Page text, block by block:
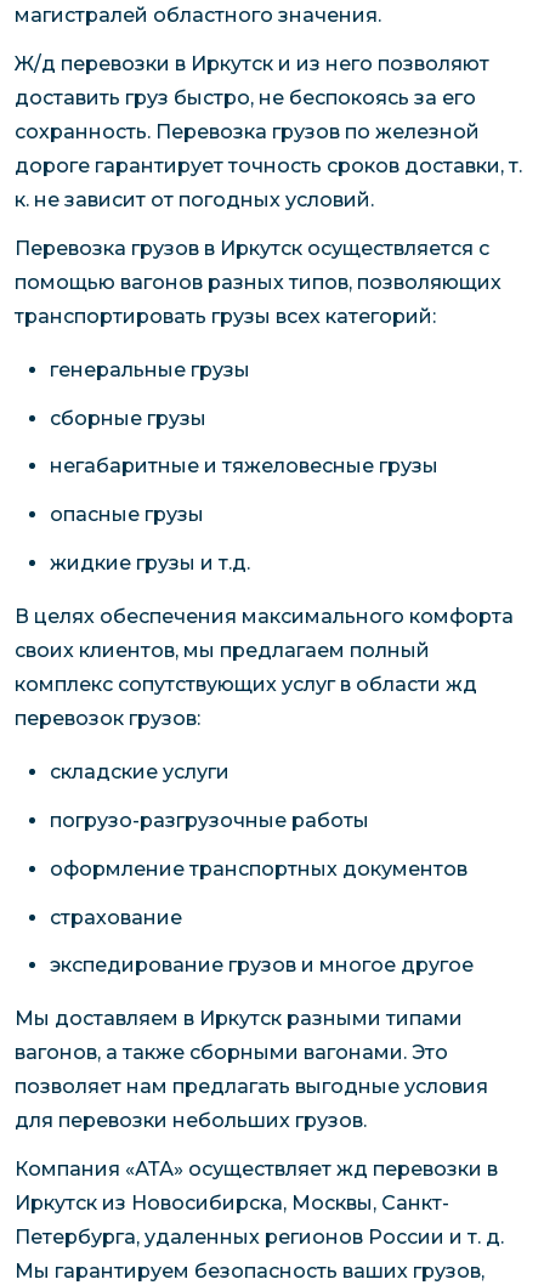
магистралей областного значения.
Ж/д перевозки в Иркутск и из него позволяют
доставить груз быстро, не беспокоясь за его
сохранность. Перевозка грузов по железной
дороге гарантирует точность сроков доставки, т.
к. не зависит от погодных условий.
Перевозка грузов в Иркутск осуществляется с
помощью вагонов разных типов, позволяющих
транспортировать грузы всех категорий:
генеральные грузы
сборные грузы
негабаритные и тяжеловесные грузы
опасные грузы
жидкие грузы и т.д.
В целях обеспечения максимального комфорта
своих клиентов, мы предлагаем полный
комплекс сопутствующих услуг в области жд
перевозок грузов:
складские услуги
погрузо-разгрузочные работы
оформление транспортных документов
страхование
экспедирование грузов и многое другое
Мы доставляем в Иркутск разными типами
вагонов, а также сборными вагонами. Это
позволяет нам предлагать выгодные условия
для перевозки небольших грузов.
Компания «АТА» осуществляет жд перевозки в
Иркутск из Новосибирска, Москвы, Санкт-
Петербурга, удаленных регионов России и т. д.
Мы гарантируем безопасность ваших грузов,